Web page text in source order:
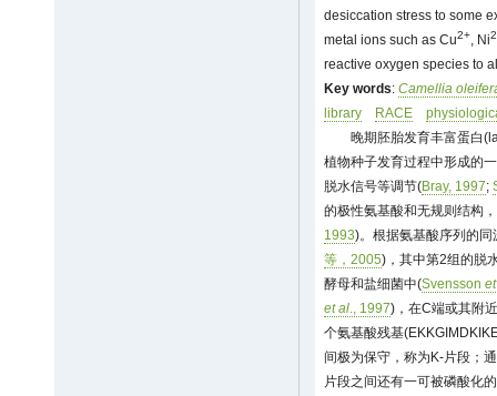
desiccation stress to some
metal ions such as Cu2+ , Ni
reactive oxygen species to
Key words: Camellia
library
RACE
晚期胚胎发育丰富蛋白
植物种子发育过程中形成的
脱水信号等调节(Bray, 1997;
的极性氨基酸和无规则结构
1993)。根据氨基酸序列的
等，2005)，其中第2组的脱
酵母和盐细菌中(Svensson
et al ., 1997)，在C端或其附
个氨基酸残基
间极为保守，称为K-片段；
片段之间还有一可被磷酸化